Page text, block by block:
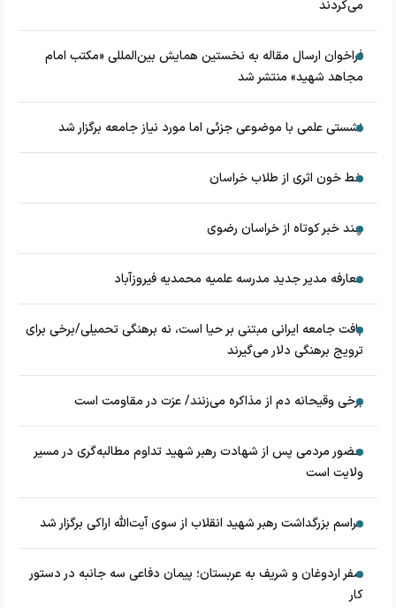
می‌کردند
فراخوان ارسال مقاله به نخستین همایش بین‌المللی «مکتب امام
مجاهد شهید» منتشر شد
نشستی علمی با موضوعی جزئی اما مورد نیاز جامعه برگزار شد
خط خون اثری از طلاب خراسان
چند خبر کوتاه از خراسان رضوی
معارفه مدیر جدید مدرسه علمیه محمدیه فیروزآباد
بافت جامعه ایرانی مبتنی بر حیا است، نه برهنگی تحمیلی/برخی برای
ترویج برهنگی دلار می‌گیرند
برخی وقیحانه دم از مذاکره می‌زنند/ عزت در مقاومت است
حضور مردمی پس از شهادت رهبر شهید تداوم مطالبه‌گری در مسیر
ولایت است
مراسم بزرگداشت رهبر شهید انقلاب از سوی آیت‌الله اراکی برگزار شد
سفر اردوغان و شریف به عربستان؛ پیمان دفاعی سه جانبه در دستور
کار